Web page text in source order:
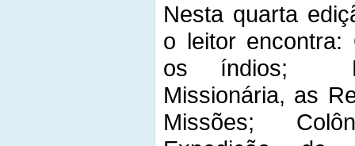
Nesta quarta
o leitor encontra:
os índios;
Missionária, as
Missões;